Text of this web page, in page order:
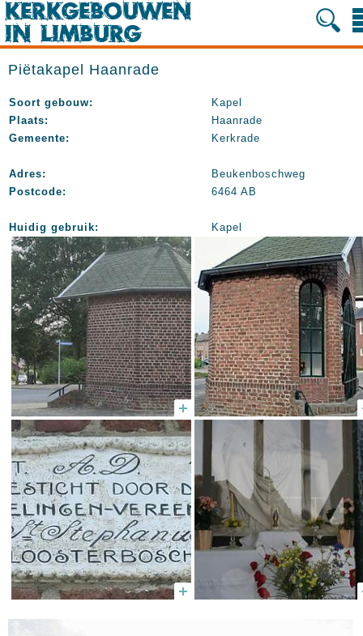
Piëtakapel Haanrade
Soort gebouw:
Kapel
Plaats:
Haanrade
Gemeente:
Kerkrade
Adres:
Beukenboschweg
Postcode:
6464 AB
Huidig gebruik: Kapel